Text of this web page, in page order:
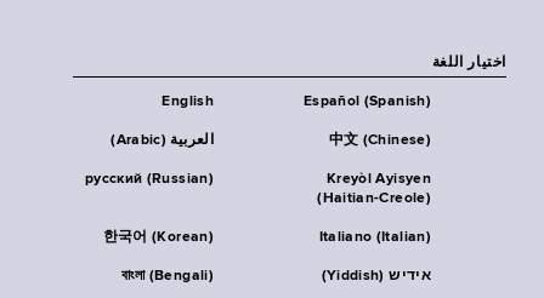
اختيار اللغة
English Español (Spanish)
العربية (Arabic) 中文 (Chinese)
русский (Russian)
Kreyòl Ayisyen
(Haitian-Creole)
한국어 (Korean) Italiano (Italian)
বাংলা (Bengali) אידיש (Yiddish)